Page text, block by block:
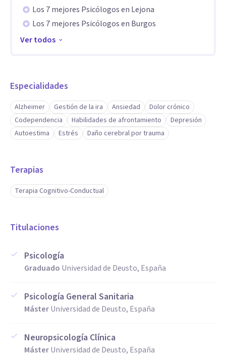
craneoencefálicos, hipoxia, etc.).
Los 7 mejores Psicólogos en Lejona
Los 7 mejores Psicólogos en Burgos
Ver todos
Especialidades
Alzheimer Gestión de la ira Ansiedad
Dolor crónico
Codependencia
Habilidades de afrontamiento
Depresión
Autoestima
Estrés Daño cerebral por trauma
Terapias
Terapia Cognitivo-Conductual
Titulaciones
Psicología
Graduado Universidad de Deusto, España
Psicología General Sanitaria
MásterUniversidad de Deusto, España
Neuropsicología Clínica
MásterUniversidad de Deusto, España